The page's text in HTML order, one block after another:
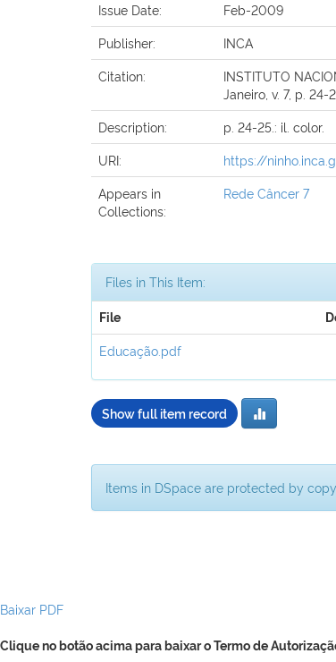
Issue Date:
Feb-2009
Publisher:
INCA
Citation:
INSTITUTO
Janeiro, v. 7, p. 24-
Description:
p. 24-25.: il. color.
URI:
https://
Appears in
Collections:
Rede Câncer 7
Files in This Item:
File
Educação.pdf
Show full item record
Items in DSpace are protected by
Baixar PDF
Clique no botão acima para baixar o Termo de